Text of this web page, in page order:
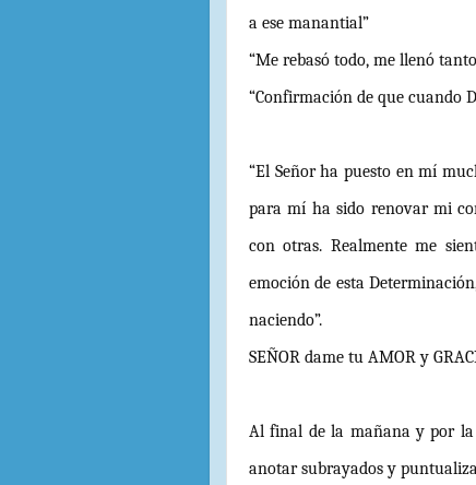
a ese manantial”
“Me rebasó todo, me llenó
“Confirmación de que cuando
“El Señor ha puesto en mí
para mí ha sido renovar mi
con otras. Realmente me
emoción de esta
naciendo”.
SEÑOR dame tu AMOR y
Al final de la mañana y por la
anotar subrayados y